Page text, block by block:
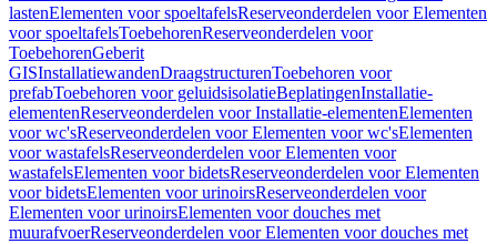
lastenElementen voor spoeltafelsReserveonderdelen voor Elementen
voor spoeltafelsToebehorenReserveonderdelen voor
ToebehorenGeberit
GISInstallatiewandenDraagstructurenToebehoren voor
prefabToebehoren voor geluidsisolatieBeplatingenInstallatie-
elementenReserveonderdelen voor Installatie-elementenElementen
voor wc'sReserveonderdelen voor Elementen voor wc'sElementen
voor wastafelsReserveonderdelen voor Elementen voor
wastafelsElementen voor bidetsReserveonderdelen voor Elementen
voor bidetsElementen voor urinoirsReserveonderdelen voor
Elementen voor urinoirsElementen voor douches met
muurafvoerReserveonderdelen voor Elementen voor douches met